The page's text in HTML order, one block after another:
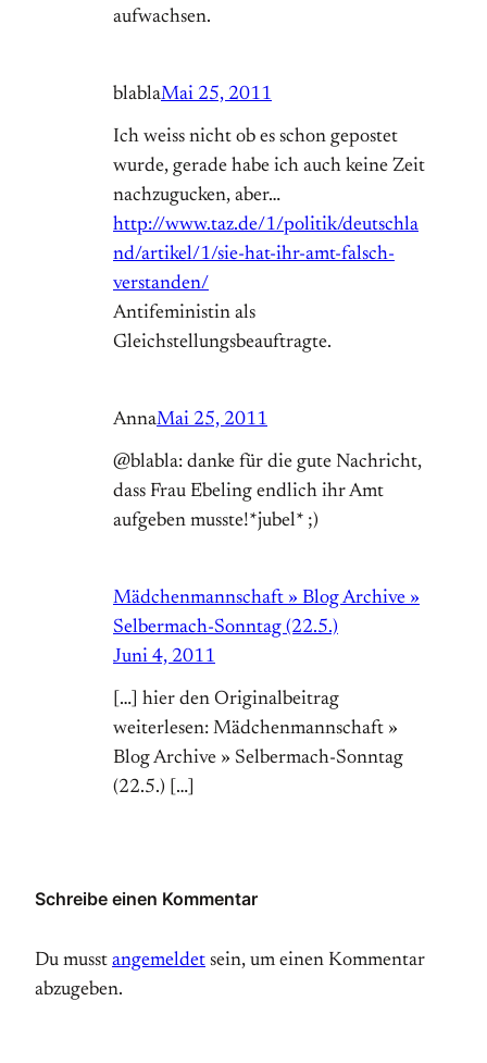
aufwachsen.
blablaMai 25, 2011
Ich weiss nicht ob es schon gepostet
wurde, gerade habe ich auch keine Zeit
nachzugucken, aber…
http://www.taz.de/1/politik/deutschla
nd/artikel/1/sie-hat-ihr-amt-falsch-
verstanden/
Antifeministin als
Gleichstellungsbeauftragte.
AnnaMai 25, 2011
@blabla: danke für die gute Nachricht,
dass Frau Ebeling endlich ihr Amt
aufgeben musste!*jubel* ;)
Mädchenmannschaft » Blog Archive »
Selbermach-Sonntag (22.5.)
Juni 4, 2011
[…] hier den Originalbeitrag
weiterlesen: Mädchenmannschaft »
Blog Archive » Selbermach-Sonntag
(22.5.) […]
Schreibe einen Kommentar
Du musst angemeldet sein, um einen Kommentar
abzugeben.